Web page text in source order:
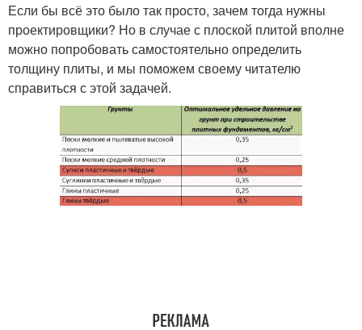
Если бы всё это было так просто, зачем тогда нужны
проектировщики? Но в случае с плоской плитой вполне
можно попробовать самостоятельно определить
толщину плиты, и мы поможем своему читателю
справиться с этой задачей.